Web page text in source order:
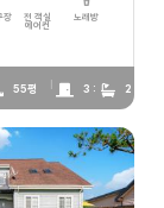
장
전 객실
에어컨
노래방
55평 3 : 2